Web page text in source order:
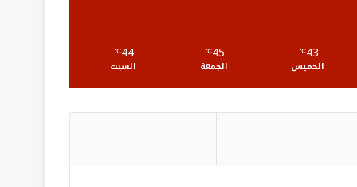
43
℃
الخميس
45
℃
الجمعة
44
℃
السبت